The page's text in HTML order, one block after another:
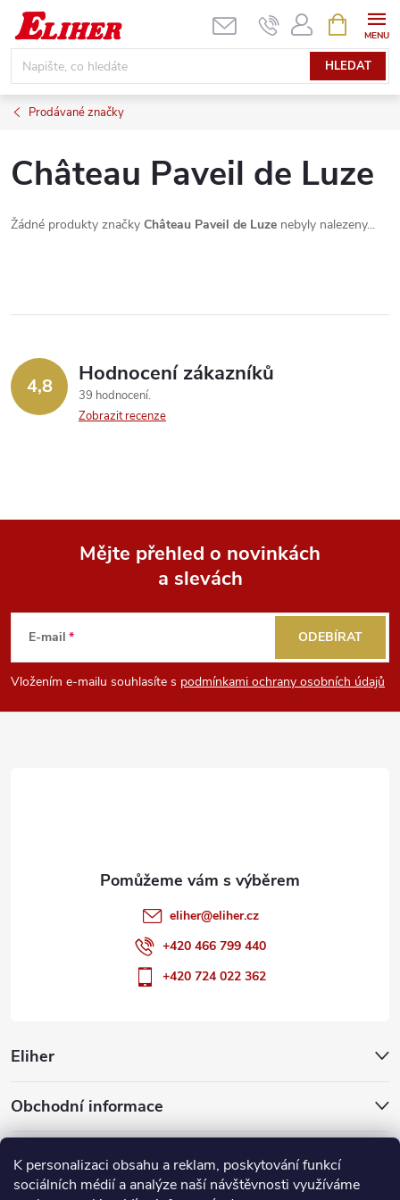
K personalizaci obsahu a reklam, poskytování funkcí
sociálních médií a analýze naší návštěvnosti využíváme
Přejít
obsah
HLEDAT
NÁKUPNÍ
KOŠÍK
Prodávané značky
Château Paveil de Luze
Žádné produkty značky Château Paveil de Luze nebyly nalezeny...
4,8 Hodnocení zákazníků
39 hodnocení
Zobrazit recenze
p
a
Mějte přehled o novinkách
a slevách
E-mail
Vložením e-mailu souhlasíte s podmínkami ochrany osobních údajů
ODEBÍRAT
Eliher
Obchodní informace
Partnerské weby
eliher@eliher.cz
+420 466 799 440
+420 724 022 362